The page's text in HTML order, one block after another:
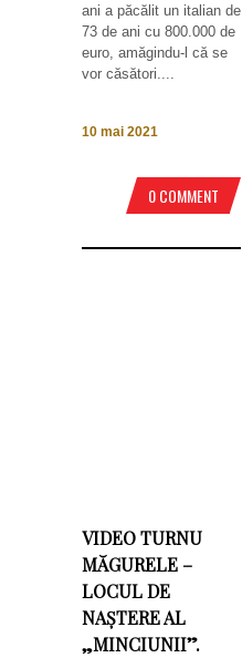
ani a păcălit un italian de
73 de ani cu 800.000 de
euro, amăgindu-l că se
vor căsători....
10 mai 2021
0 COMMENT
VIDEO TURNU
MĂGURELE –
LOCUL DE
NAȘTERE AL
„MINCIUNII”.